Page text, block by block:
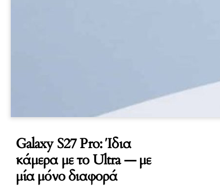
Galaxy S27 Pro: Ίδια
κάμερα με το Ultra — με
μία μόνο διαφορά